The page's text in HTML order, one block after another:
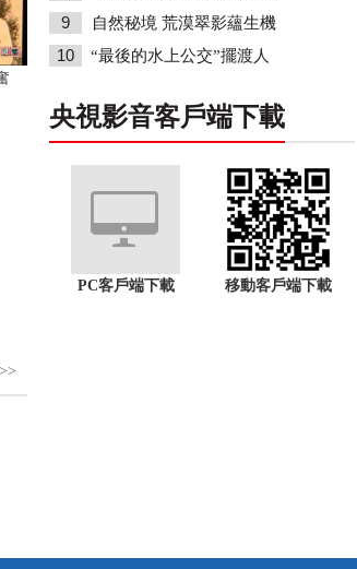
9 自然秘境 荒漠翠影蘊生機
10 “最後的水上公交”擺渡人
央視影音客戶端下載
PC客戶端下載 移動客戶端下載